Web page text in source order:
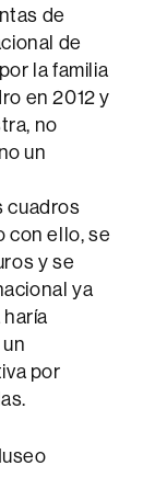
de
de
la familia
en 2012 y
no
un
cuadros
con ello, se
y se
ya
por